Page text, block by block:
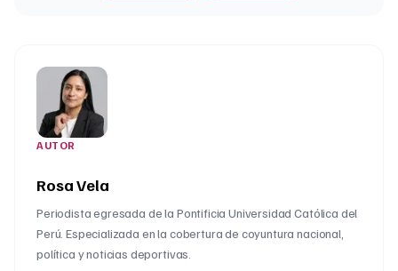
AUTOR
Rosa Vela
Periodista egresada de la Pontificia Universidad Católica del
Perú. Especializada en la cobertura de coyuntura nacional,
política y noticias deportivas.